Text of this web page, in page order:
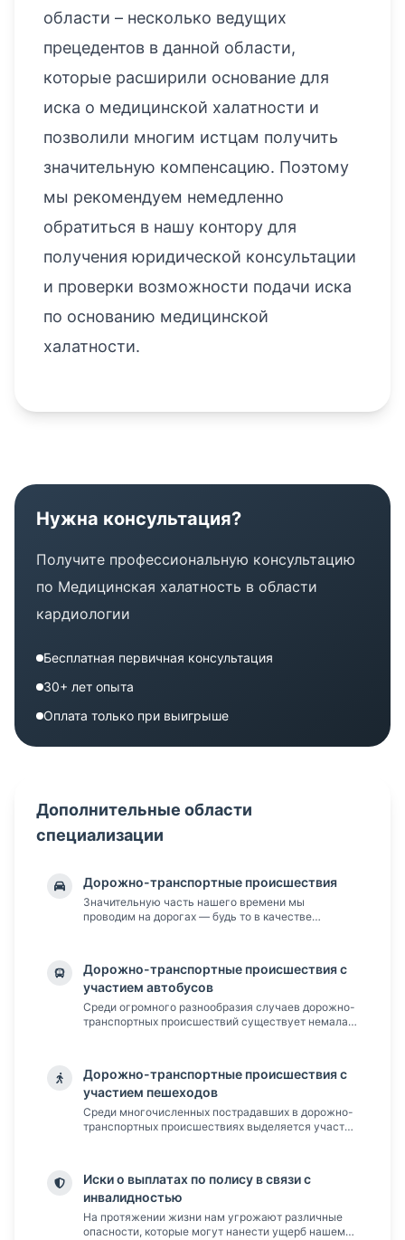
области – несколько ведущих
прецедентов в данной области,
которые расширили основание для
иска о медицинской халатности и
позволили многим истцам получить
значительную компенсацию. Поэтому
мы рекомендуем немедленно
обратиться в нашу контору для
получения юридической консультации
и проверки возможности подачи иска
по основанию медицинской
халатности.
Нужна консультация?
Получите профессиональную консультацию
по Медицинская халатность в области
кардиологии
Бесплатная первичная консультация
30+ лет опыта
Оплата только при выигрыше
Дополнительные области
специализации
Дорожно-транспортные происшествия
Значительную часть нашего времени мы
проводим на дорогах — будь то в качестве
Дорожно-транспортные происшествия с
участием автобусов
Среди огромного разнообразия случаев дорожно-
транспортных происшествий существует немалая
Дорожно-транспортные происшествия с
участием пешеходов
Среди многочисленных пострадавших в дорожно-
транспортных происшествиях выделяется участие
Иски о выплатах по полису в связи с
инвалидностью
На протяжении жизни нам угрожают различные
опасности, которые могут нанести ущерб нашему